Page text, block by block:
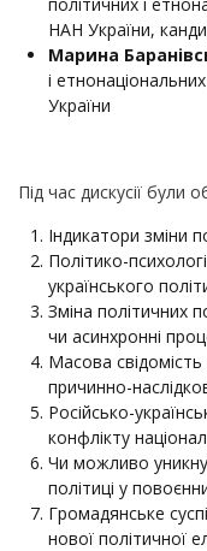
НАН України,
Марина
і
України
Під час дискусії були
Індикатори зміни
Політико-
українського
Зміна політичних
чи асинхронні
Масова свідомість
причинно-
Російсько-
конфлікту
Чи можливо
політиці у
Громадянське
нової політичної